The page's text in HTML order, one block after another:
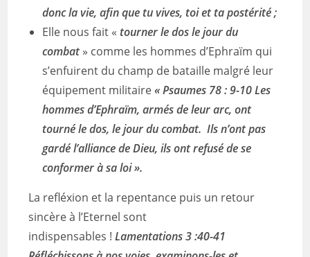
donc la vie, afin que tu vives, toi et ta postérité ;
Elle nous fait « tourner le dos le jour du
combat» comme les hommes d’Ephraïm qui
s’enfuirent du champ de bataille malgré leur
équipement militaire« Psaumes 78 : 9-10 Les
hommes d’Ephraïm, armés de leur arc, ont
tourné le dos, le jour du combat. Ils n’ont pas
gardé l’alliance de Dieu, ils ont refusé de se
conformer à sa loi ».
La refléxion et la repentance puis un retour
sincère à l’Eternel sont
indispensables !Lamentations 3 :40-41